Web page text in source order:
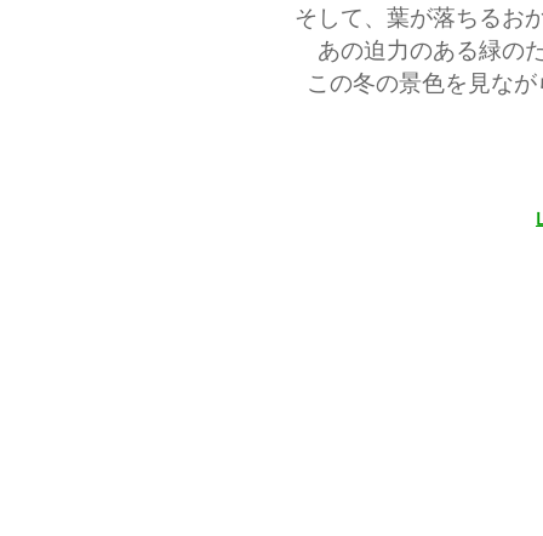
そして、葉が落ちるお
あの迫力のある緑の
この冬の景色を見な